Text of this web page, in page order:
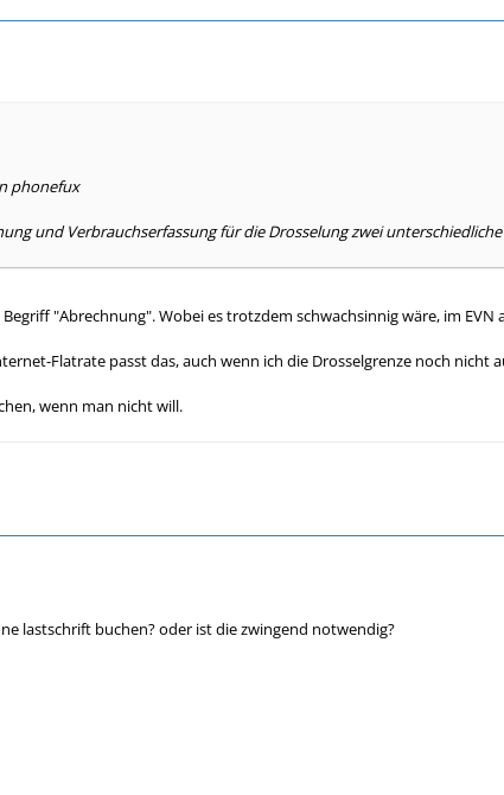
phonefux
und Verbrauchserfassung für die Drosselung zwei unterschiedliche
"Abrechnung". Wobei es trotzdem schwachsinnig wäre, im EVN
Flatrate passt das, auch wenn ich die Drosselgrenze noch nicht
wenn man nicht will.
lastschrift buchen? oder ist die zwingend notwendig?